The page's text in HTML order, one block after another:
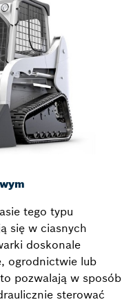
tego typu
się w ciasnych
doskonale
ogrodnictwie lub
pozwalają w sposób
sterować